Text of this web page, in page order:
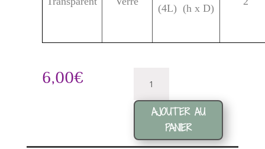
(4L) (h x D)
6,00€
Fontaine
Diego
AJOUTER AU
PANIER